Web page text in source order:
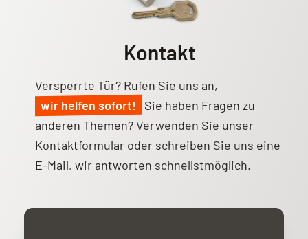
Kontakt
Versperrte Tür? Rufen Sie uns an,
wir helfen sofort!
Sie haben Fragen zu
anderen Themen? Verwenden Sie unser
Kontaktformular oder schreiben Sie uns eine
E-Mail, wir antworten schnellstmöglich.